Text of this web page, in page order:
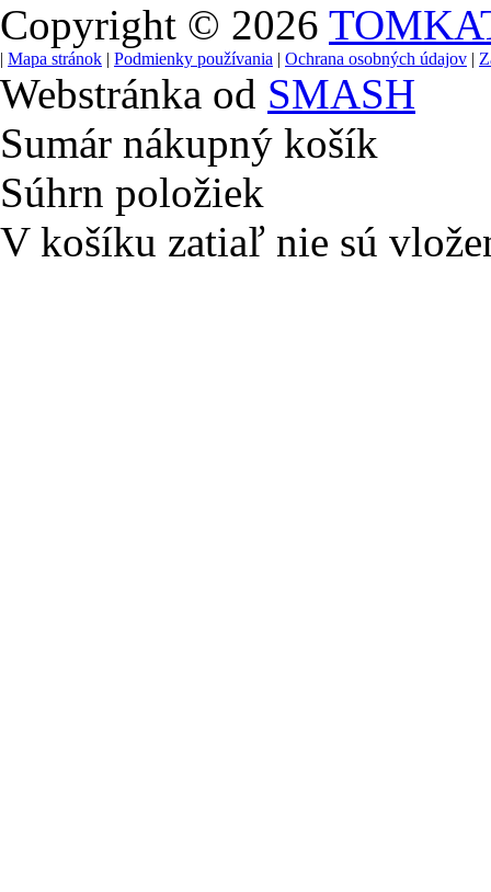
Copyright © 2026
| Mapa stránok | Podmienky používania | Ochrana osobných údajov |
Webstránka od SMASH
Sumár nákupný košík
Súhrn položiek
V košíku zatiaľ nie sú